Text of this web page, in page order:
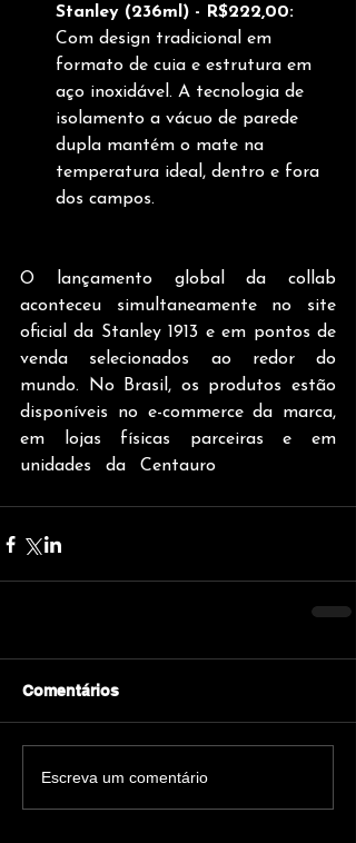
Stanley (236ml) - R$222,00:
Com design tradicional em
formato de cuia e estrutura em
aço inoxidável. A tecnologia de
isolamento a vácuo de parede
dupla mantém o mate na
temperatura ideal, dentro e fora
dos campos.
O lançamento global da collab
aconteceu simultaneamente no site
oficial da Stanley 1913 e em pontos de
venda selecionados ao redor do
mundo. No Brasil, os produtos estão
disponíveis no e-commerce da marca,
em lojas físicas parceiras e em
unidades da Centauro
Comentários
Escreva um comentário